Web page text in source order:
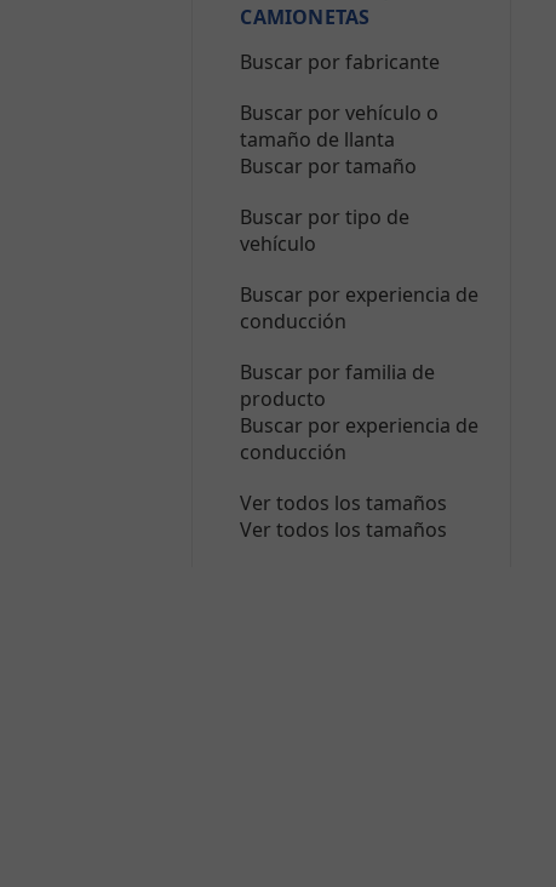
CAMIONETAS
Buscar por fabricante
Buscar por vehículo o
tamaño de llanta
Buscar por tamaño
Buscar por tipo de
vehículo
Buscar por experiencia de
conducción
Buscar por familia de
producto
Buscar por experiencia de
conducción
Ver todos los tamaños
Ver todos los tamaños